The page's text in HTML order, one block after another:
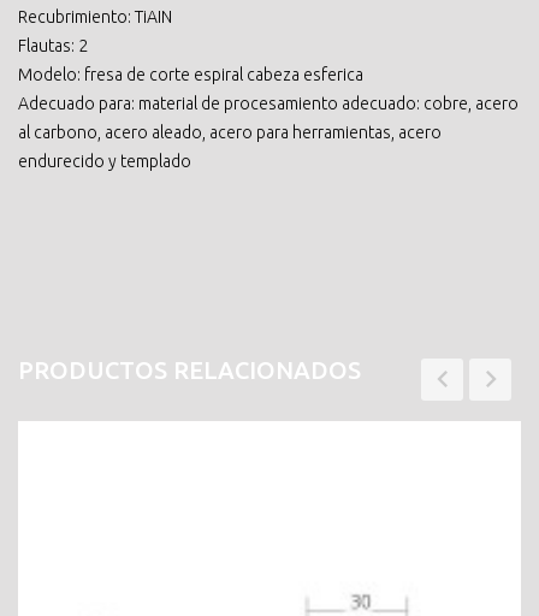
Recubrimiento: TiAIN
Flautas: 2
Modelo: fresa de corte espiral cabeza esferica
Adecuado para: material de procesamiento adecuado: cobre, acero
al carbono, acero aleado, acero para herramientas, acero
endurecido y templado
PRODUCTOS RELACIONADOS